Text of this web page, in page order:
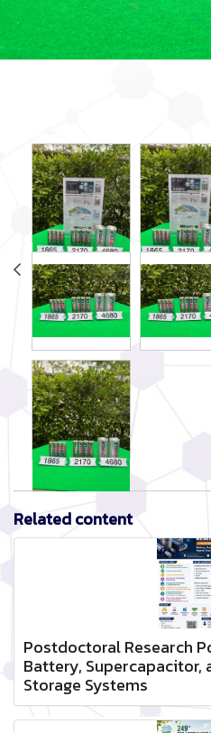
Related content
Postdoctoral Research
Battery, Supercapacitor,
Storage Systems